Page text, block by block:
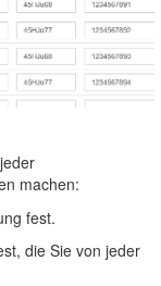
machen:
fest.
die Sie von jeder